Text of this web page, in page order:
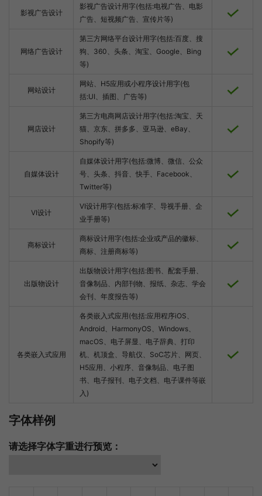
影视广告设计
影视广告设计用字(包括:电视广告、电影
广告、短视频广告、宣传片等)
网络广告设计
第三方网络平台设计用字(包括:百度、搜
狗、360、头条、淘宝、Google、Bing
等)
网站设计
网站、H5应用或小程序设计用字(包
括:UI、插图、广告等)
网店设计
第三方电商网店设计用字(包括:淘宝、天
猫、京东、拼多多、亚马逊、eBay、
Shopify等)
自媒体设计
自媒体设计用字(包括:微博、微信、公众
号、头条、抖音、快手、Facebook、
Twitter等)
VI设计
VI设计用字(包括:标准字、导视手册、企
业手册等)
商标设计
商标设计用字(包括:企业或产品的徽标、
商标、注册商标等)
出版物设计
出版物设计用字(包括:图书、配套手册、
音像制品、内部刊物、报纸、杂志、学会
会刊、年度报告等)
各类嵌入式应用
各类嵌入式应用(包括:应用程序iOS、
Android、HarmonyOS、Windows、
macOS、电子屏显、电子辞典、打印
机、机顶盒、导航仪、SoC芯片、网页、
H5应用、小程序、音像制品、电子图
书、电子报刊、电子文档、电子课件等嵌
入)
字体样例
请选择字体字重进行预览：